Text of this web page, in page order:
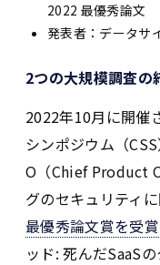
2022 最優秀論文
発表者：データサ
2つの大規模調査の
2022年10月に開催
シンポジウム（
O（Chief Product
グのセキュリティ
最優秀論文賞を受賞
ッド: 死んだSaaS